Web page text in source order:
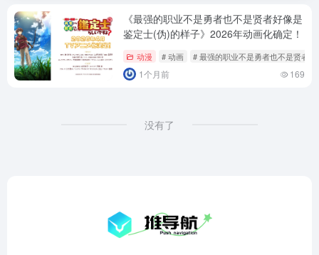
《最强的职业不是勇者也不是贤者好像是
鉴定士(伪)的样子》2026年动画化确定！
动漫 # 动画 # 最强的职业不是勇者也不是贤者
1个月前 169
没有了